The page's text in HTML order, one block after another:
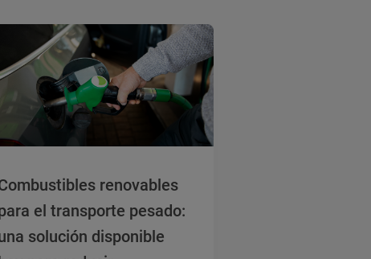
renovables
el transporte pesado:
solución disponible